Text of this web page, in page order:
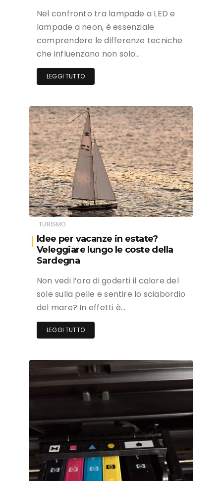
Nel confronto tra lampade a LED e
lampade a neon, è essenziale
comprendere le differenze tecniche
che influenzano non solo…
LEGGI TUTTO
TURISMO
Idee per vacanze in estate?
Veleggiare lungo le coste della
Sardegna
Non vedi l’ora di goderti il calore del
sole sulla pelle e sentire lo sciabordio
del mare? In effetti è…
LEGGI TUTTO